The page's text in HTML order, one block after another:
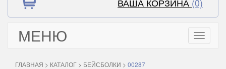
МЕНЮ
Toggle
ГЛАВНАЯ > КАТАЛОГ > БЕЙСБОЛКИ > 00287